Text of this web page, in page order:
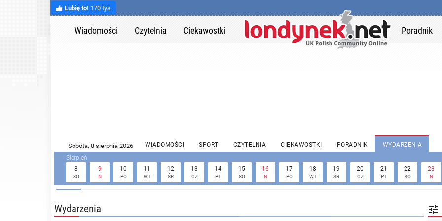
Lubię to! 170 tys.
Wiadomości Czytelnia Ciekawostki Poradnik
WIADOMOŚCI SPORT CZYTELNIA CIEKAWOSTKI PORADNIK WYDARZENIA
8
SO
9
N
10
PO
11
WT
12
ŚR
13
CZ
14
PT
15
SO
16
N
17
PO
18
WT
19
ŚR
20
CZ
21
PT
22
SO
23
N

Wydarzenia